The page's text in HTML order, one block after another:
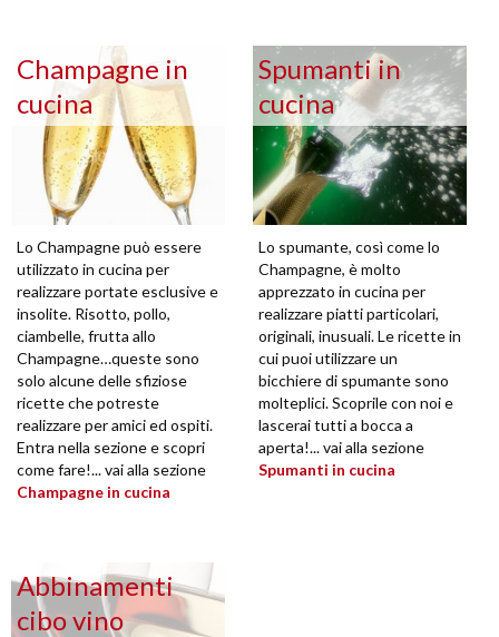
Champagne in
cucina
Lo Champagne può essere
utilizzato in cucina per
realizzare portate esclusive e
insolite. Risotto, pollo,
ciambelle, frutta allo
Champagne…queste sono
solo alcune delle sfiziose
ricette che potreste
realizzare per amici ed ospiti.
Entra nella sezione e scopri
come fare!... vai alla sezione
Champagne in cucina
Spumanti in
cucina
Lo spumante, così come lo
Champagne, è molto
apprezzato in cucina per
realizzare piatti particolari,
originali, inusuali. Le ricette in
cui puoi utilizzare un
bicchiere di spumante sono
molteplici. Scoprile con noi e
lascerai tutti a bocca a
aperta!... vai alla sezione
Spumanti in cucina
Abbinamenti
cibo vino